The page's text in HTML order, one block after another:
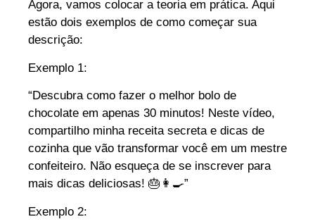
Agora, vamos colocar a teoria em prática. Aqui
estão dois exemplos de como começar sua
descrição:
Exemplo 1:
“Descubra como fazer o melhor bolo de
chocolate em apenas 30 minutos! Neste vídeo,
compartilho minha receita secreta e dicas de
cozinha que vão transformar você em um mestre
confeiteiro. Não esqueça de se inscrever para
mais dicas deliciosas! 🎂👩‍🍳”
Exemplo 2: